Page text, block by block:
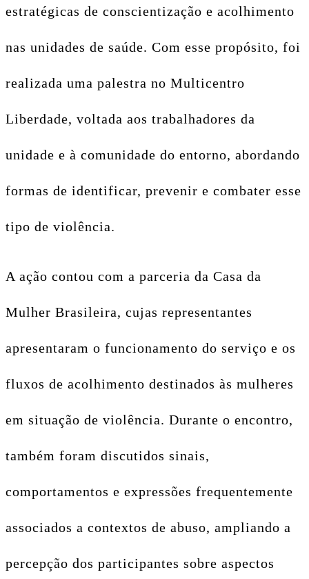
estratégicas de conscientização e acolhimento
nas unidades de saúde. Com esse propósito, foi
realizada uma palestra no Multicentro
Liberdade, voltada aos trabalhadores da
unidade e à comunidade do entorno, abordando
formas de identificar, prevenir e combater esse
tipo de violência.
A ação contou com a parceria da Casa da
Mulher Brasileira, cujas representantes
apresentaram o funcionamento do serviço e os
fluxos de acolhimento destinados às mulheres
em situação de violência. Durante o encontro,
também foram discutidos sinais,
comportamentos e expressões frequentemente
associados a contextos de abuso, ampliando a
percepção dos participantes sobre aspectos